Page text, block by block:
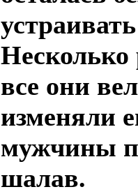
все они
изменяли
мужчины
шалав.